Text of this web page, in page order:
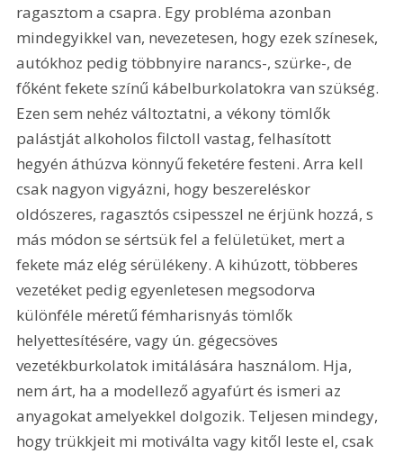
ragasztom a csapra. Egy probléma azonban
mindegyikkel van, nevezetesen, hogy ezek színesek,
autókhoz pedig többnyire narancs-, szürke-, de
főként fekete színű kábelburkolatokra van szükség.
Ezen sem nehéz változtatni, a vékony tömlők
palástját alkoholos filctoll vastag, felhasított
hegyén áthúzva könnyű feketére festeni. Arra kell
csak nagyon vigyázni, hogy beszereléskor
oldószeres, ragasztós csipesszel ne érjünk hozzá, s
más módon se sértsük fel a felületüket, mert a
fekete máz elég sérülékeny. A kihúzott, többeres
vezetéket pedig egyenletesen megsodorva
különféle méretű fémharisnyás tömlők
helyettesítésére, vagy ún. gégecsöves
vezetékburkolatok imitálására használom. Hja,
nem árt, ha a modellező agyafúrt és ismeri az
anyagokat amelyekkel dolgozik. Teljesen mindegy,
hogy trükkjeit mi motiválta vagy kitől leste el, csak